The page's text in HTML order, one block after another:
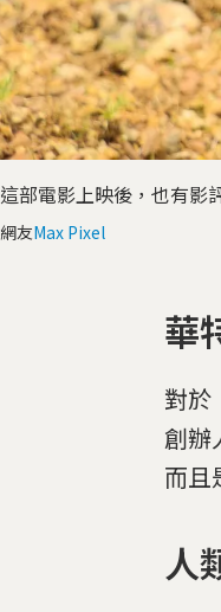
這部電影上映後，也有影
網友Max Pixel
華
對於
創辦
而且
人